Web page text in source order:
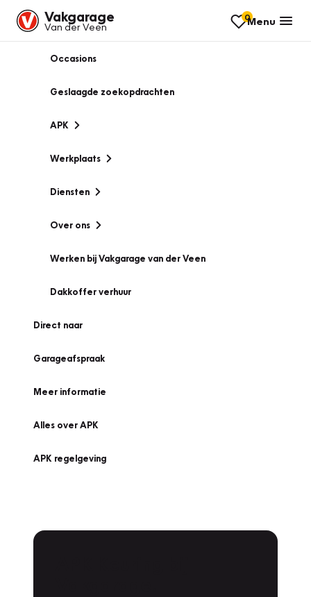
Vakgarage
Van der Veen
0Menu
Occasions
Geslaagde zoekopdrachten
APK
Werkplaats
Diensten
Over ons
Werken bij Vakgarage van der Veen
Dakkoffer verhuur
Direct naar
Garageafspraak
Meer informatie
Alles over APK
APK regelgeving